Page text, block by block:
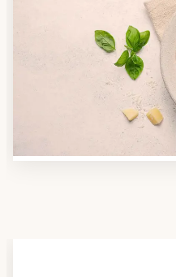
Anbieter finden
Nutzen Sie unsere
um herauszufinden,
Region gibt und welcher
Verschaffen Sie sich
Essen auf Rädern-Kosten.